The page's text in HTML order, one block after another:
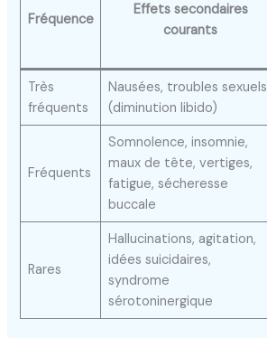
Fréquence
Effets secondaires
courants
Très
fréquents
Nausées, troubles sexuels
(diminution libido)
Fréquents
Somnolence, insomnie,
maux de tête, vertiges,
fatigue, sécheresse
buccale
Rares
Hallucinations, agitation,
idées suicidaires,
syndrome
sérotoninergique